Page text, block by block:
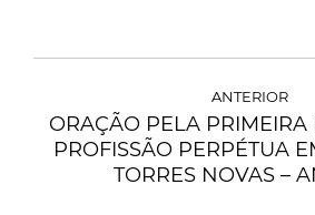
ANTERIOR
ORAÇÃO PELA PRIMEIRA
PROFISSÃO PERPÉTUA
TORRES NOVAS –